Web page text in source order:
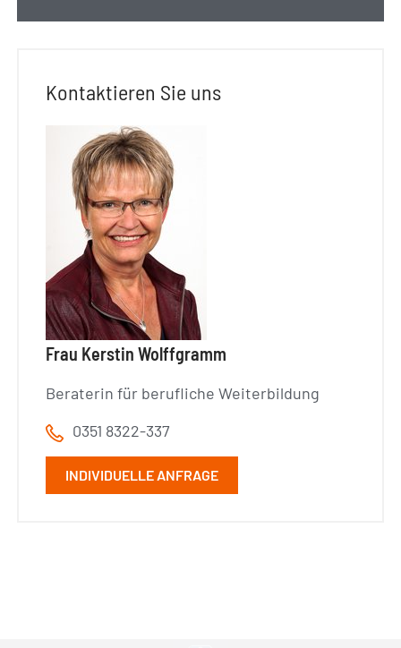
Kontaktieren Sie uns
Frau Kerstin Wolffgramm
Beraterin für berufliche Weiterbildung
0351 8322-337
INDIVIDUELLE ANFRAGE